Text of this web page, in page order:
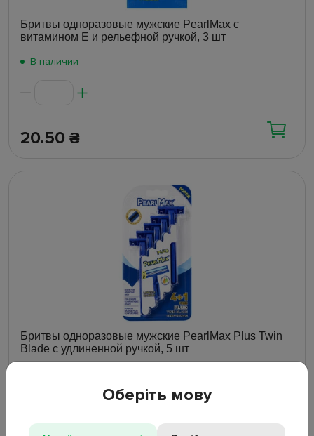
Бритвы одноразовые мужские PearlMax с
витамином E и рельефной ручкой, 3 шт
В наличии
20.50 ₴
Бритвы одноразовые мужские PearlMax Plus Twin
Blade с удлиненной ручкой, 5 шт
Оберіть мову